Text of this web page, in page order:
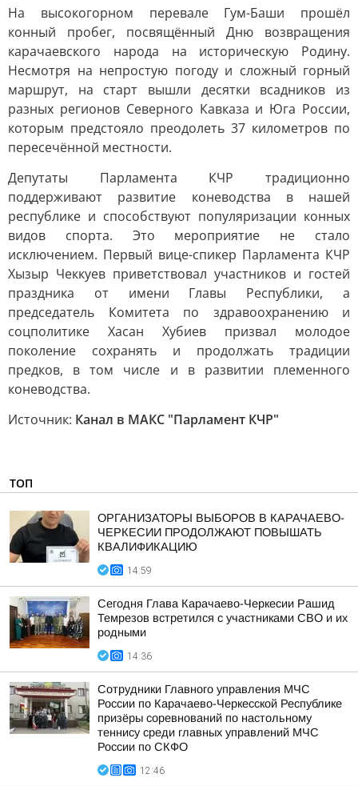
На высокогорном перевале Гум-Баши прошёл
конный пробег, посвящённый Дню возвращения
карачаевского народа на историческую Родину.
Несмотря на непростую погоду и сложный горный
маршрут, на старт вышли десятки всадников из
разных регионов Северного Кавказа и Юга России,
которым предстояло преодолеть 37 километров по
пересечённой местности.
Депутаты Парламента КЧР традиционно
поддерживают развитие коневодства в нашей
республике и способствуют популяризации конных
видов спорта. Это мероприятие не стало
исключением. Первый вице-спикер Парламента КЧР
Хызыр Чеккуев приветствовал участников и гостей
праздника от имени Главы Республики, а
председатель Комитета по здравоохранению и
соцполитике Хасан Хубиев призвал молодое
поколение сохранять и продолжать традиции
предков, в том числе и в развитии племенного
коневодства.
Источник: Канал в МАКС "Парламент КЧР"
ТОП
ОРГАНИЗАТОРЫ ВЫБОРОВ В КАРАЧАЕВО-
ЧЕРКЕСИИ ПРОДОЛЖАЮТ ПОВЫШАТЬ
КВАЛИФИКАЦИЮ
14:59
Сегодня Глава Карачаево-Черкесии Рашид
Темрезов встретился с участниками СВО и их
родными
14:36
Сотрудники Главного управления МЧС
России по Карачаево-Черкесской Республике
призёры соревнований по настольному
теннису среди главных управлений МЧС
России по СКФО
12:46